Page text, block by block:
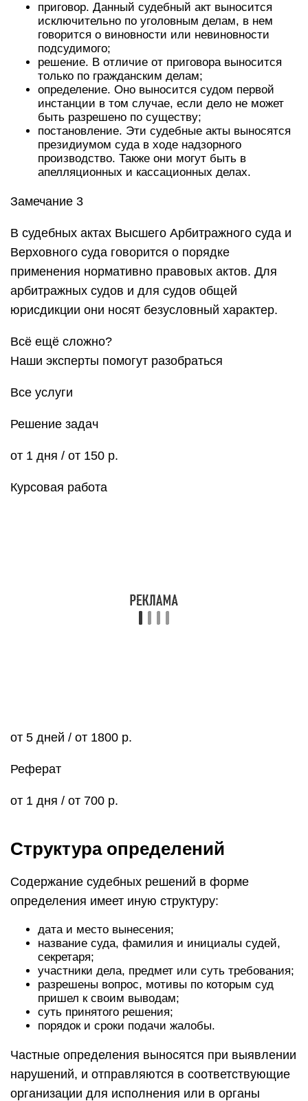
приговор. Данный судебный акт выносится
исключительно по уголовным делам, в нем
говорится о виновности или невиновности
подсудимого;
решение. В отличие от приговора выносится
только по гражданским делам;
определение. Оно выносится судом первой
инстанции в том случае, если дело не может
быть разрешено по существу;
постановление. Эти судебные акты выносятся
президиумом суда в ходе надзорного
производство. Также они могут быть в
апелляционных и кассационных делах.
Замечание 3
В судебных актах Высшего Арбитражного суда и
Верховного суда говорится о порядке
применения нормативно правовых актов. Для
арбитражных судов и для судов общей
юрисдикции они носят безусловный характер.
Всё ещё сложно?
Наши эксперты помогут разобраться
Все услуги
Решение задач
от 1 дня / от 150 р.
Курсовая работа
от 5 дней / от 1800 р.
Реферат
от 1 дня / от 700 р.
Структура определений
Содержание судебных решений в форме
определения имеет иную структуру:
дата и место вынесения;
название суда, фамилия и инициалы судей,
секретаря;
участники дела, предмет или суть требования;
разрешены вопрос, мотивы по которым суд
пришел к своим выводам;
суть принятого решения;
порядок и сроки подачи жалобы.
Частные определения выносятся при выявлении
нарушений, и отправляются в соответствующие
организации для исполнения или в органы